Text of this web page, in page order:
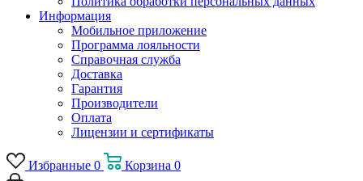
Информация
Мобильное приложение
Программа лояльности
Справочная служба
Доставка
Гарантия
Производители
Оплата
Лицензии и сертификаты
Избранные 0 Корзина 0